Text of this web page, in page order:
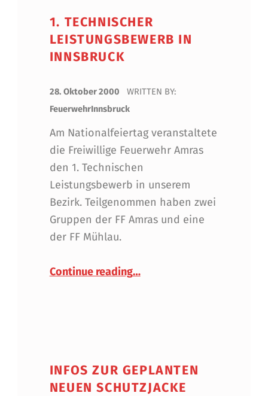
1. TECHNISCHER
LEISTUNGSBEWERB IN
INNSBRUCK
28. Oktober 2000
WRITTEN BY:
FeuerwehrInnsbruck
Am Nationalfeiertag veranstaltete
die Freiwillige Feuerwehr Amras
den 1. Technischen
Leistungsbewerb in unserem
Bezirk. Teilgenommen haben zwei
Gruppen der FF Amras und eine
der FF Mühlau.
Continue reading…
INFOS ZUR GEPLANTEN
NEUEN SCHUTZJACKE